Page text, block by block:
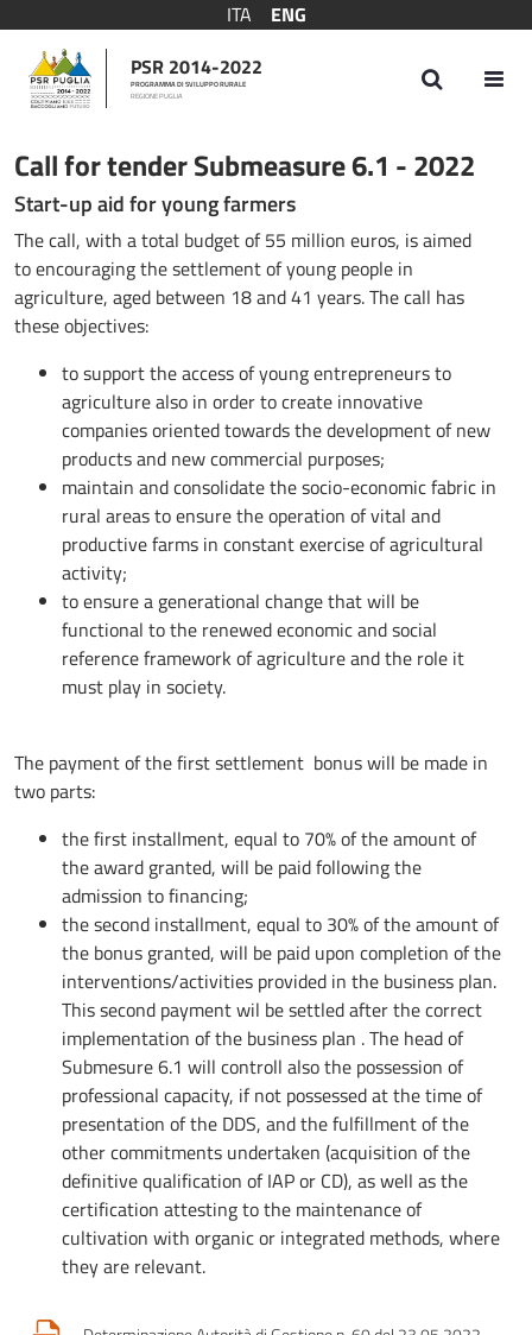
ITA
ENG
PSR 2014-2022
PROGRAMMA DI SVILUPPO RURALE
REGIONE PUGLIA
Bando Sottomisura 6.1 - 2022
Call for tender Submeasure 6.1 - 2022
Start-up aid for young farmers
The call, with a total budget of 55 million euros, is aimed
to encouraging the settlement of young people in
agriculture, aged between 18 and 41 years. The call has
these objectives:
to support the access of young entrepreneurs to
agriculture also in order to create innovative
companies oriented towards the development of new
products and new commercial purposes;
maintain and consolidate the socio-economic fabric in
rural areas to ensure the operation of vital and
productive farms in constant exercise of agricultural
activity;
to ensure a generational change that will be
functional to the renewed economic and social
reference framework of agriculture and the role it
must play in society.
The payment of the first settlement bonus will be made in
two parts:
the first installment, equal to 70% of the amount of
the award granted, will be paid following the
admission to financing;
the second installment, equal to 30% of the amount of
the bonus granted, will be paid upon completion of the
interventions/activities provided in the business plan.
This second payment wil be settled after the correct
implementation of the business plan . The head of
Submesure 6.1 will controll also the possession of
professional capacity, if not possessed at the time of
presentation of the DDS, and the fulfillment of the
other commitments undertaken (acquisition of the
definitive qualification of IAP or CD), as well as the
certification attesting to the maintenance of
cultivation with organic or integrated methods, where
they are relevant.